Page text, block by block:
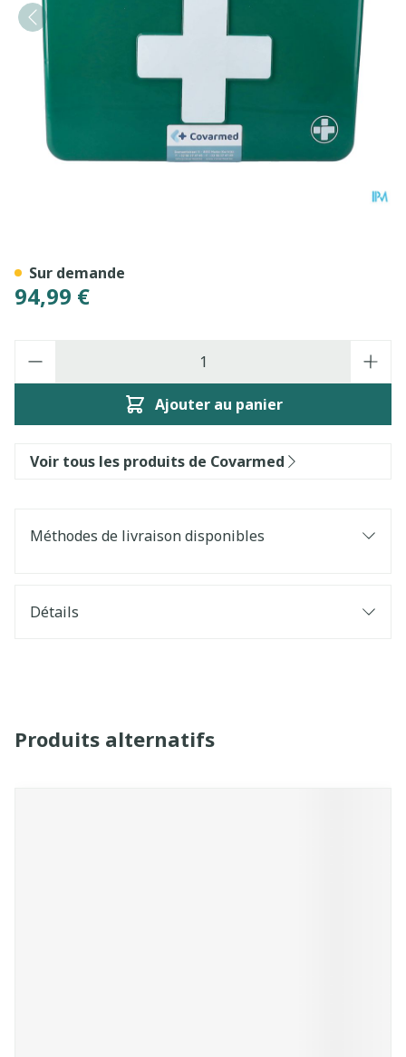
94,99 €
Ajouter au panier
Sur demande
Voir tous les produits de Covarmed
Méthodes de livraison disponibles
Détails
Produits alternatifs